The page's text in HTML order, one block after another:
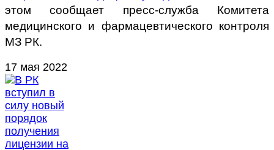
этом сообщает пресс-служба Комитета
медицинского и фармацевтического контроля
МЗ РК.
17 мая 2022